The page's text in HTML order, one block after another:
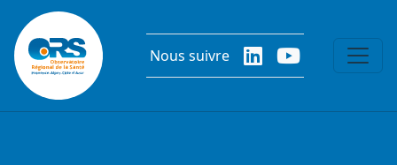
Aller au contenu principal
Nous suivre